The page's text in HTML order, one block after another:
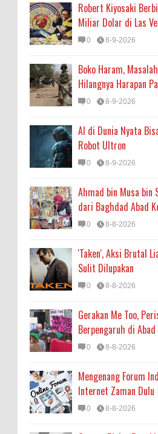
Robert Kiyosaki
Miliar Dolar di Las
0 8-9-2026
Boko Haram,
Hilangnya Harapan
0 8-9-2026
AI di Dunia Nyata
Robot Ultron
0 8-9-2026
Ahmad bin Musa bin
dari Baghdad Abad
0 8-8-2026
'Taken', Aksi Brutal
Sulit Dilupakan
0 8-8-2026
Gerakan Me Too,
Berpengaruh di
0 8-8-2026
Mengenang Forum
Internet Zaman Dulu
0 8-8-2026